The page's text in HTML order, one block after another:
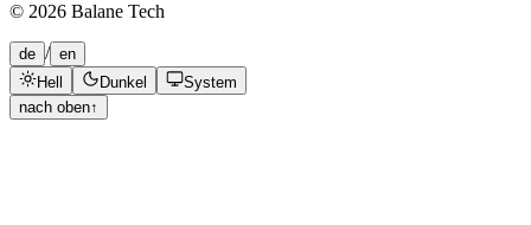
© 2026 Balane Tech
de / en
Hell
Dunkel
System
nach oben↑